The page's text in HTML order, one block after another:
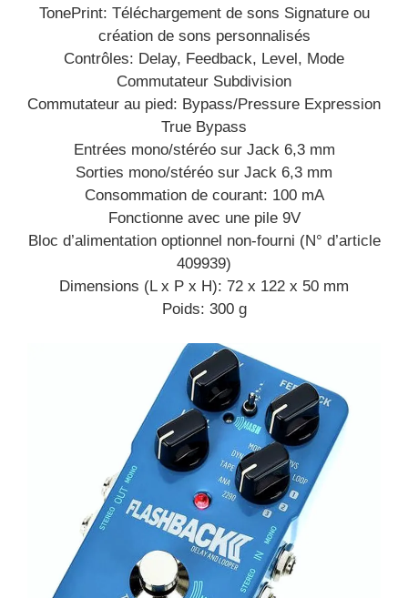
TonePrint: Téléchargement de sons Signature ou
création de sons personnalisés
Contrôles: Delay, Feedback, Level, Mode
Commutateur Subdivision
Commutateur au pied: Bypass/Pressure Expression
True Bypass
Entrées mono/stéréo sur Jack 6,3 mm
Sorties mono/stéréo sur Jack 6,3 mm
Consommation de courant: 100 mA
Fonctionne avec une pile 9V
Bloc d’alimentation optionnel non-fourni (N° d’article
409939)
Dimensions (L x P x H): 72 x 122 x 50 mm
Poids: 300 g